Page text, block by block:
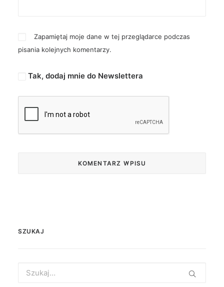
Zapamiętaj moje dane w tej przeglądarce podczas
pisania kolejnych komentarzy.
Tak, dodaj mnie do Newslettera
SZUKAJ
for: